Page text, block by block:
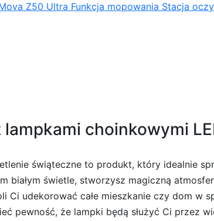
Z50 Ultra Funkcja mopowania Stacja
choinkowymi
świąteczne to produkt, który idealnie
białym świetle, stworzysz magiczną
Ci udekorować całe mieszkanie czy dom w
pewność, że lampki będą służyć Ci przez